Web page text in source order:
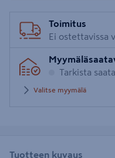
Toimitus
Ei ostettavissa
Tarkista
Valitse myymälä
Tuotteen kuvaus